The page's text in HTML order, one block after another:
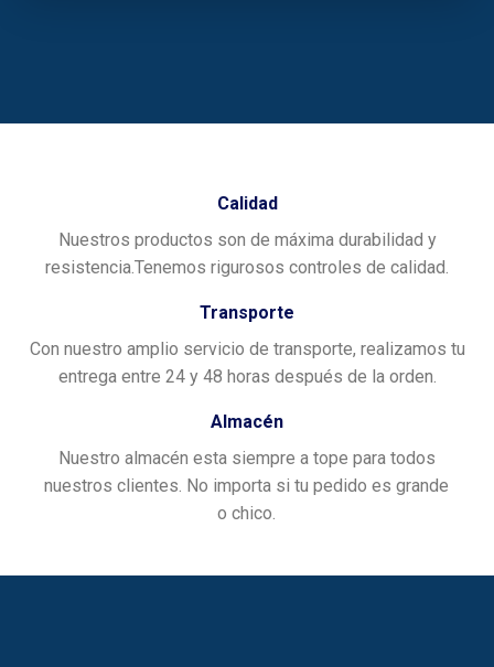
Calidad
Nuestros productos son de máxima durabilidad y
resistencia.Tenemos rigurosos controles de calidad.
Transporte
Con nuestro amplio servicio de transporte, realizamos tu
entrega entre 24 y 48 horas después de la orden.
Almacén
Nuestro almacén esta siempre a tope para todos
nuestros clientes. No importa si tu pedido es grande
o chico.